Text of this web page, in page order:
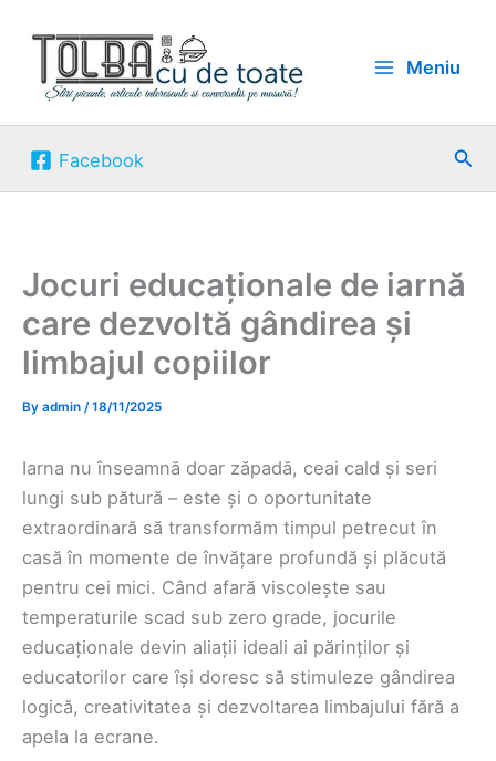
content
Meniu
Facebook
Jocuri educaționale de iarnă
care dezvoltă gândirea și
limbajul copiilor
By admin /18/11/2025
Iarna nu înseamnă doar zăpadă, ceai cald și seri
lungi sub pătură – este și o oportunitate
extraordinară să transformăm timpul petrecut în
casă în momente de învățare profundă și plăcută
pentru cei mici. Când afară viscolește sau
temperaturile scad sub zero grade, jocurile
educaționale devin aliații ideali ai părinților și
educatorilor care își doresc să stimuleze gândirea
logică, creativitatea și dezvoltarea limbajului fără a
apela la ecrane.